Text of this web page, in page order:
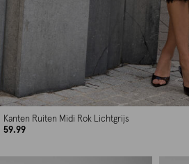
Kanten Ruiten Midi Rok Lichtgrijs
59.99